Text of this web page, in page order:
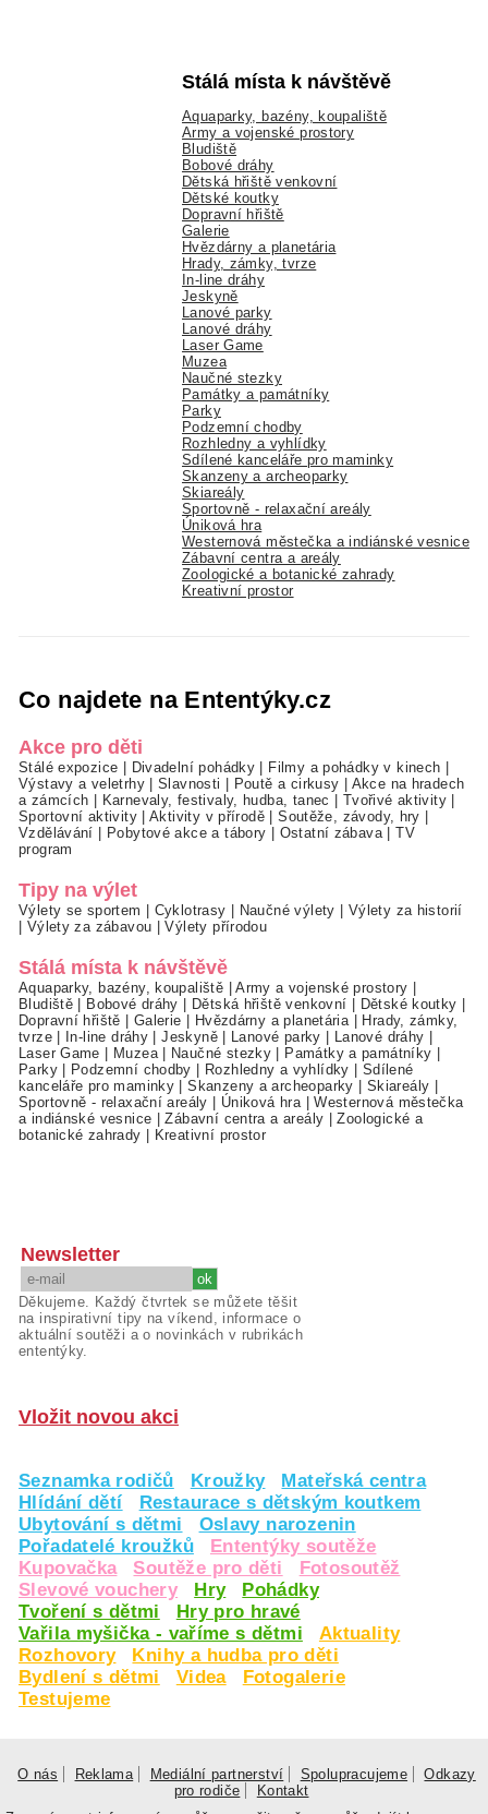
Stálá místa k návštěvě
Aquaparky, bazény, koupaliště
Army a vojenské prostory
Bludiště
Bobové dráhy
Dětská hřiště venkovní
Dětské koutky
Dopravní hřiště
Galerie
Hvězdárny a planetária
Hrady, zámky, tvrze
In-line dráhy
Jeskyně
Lanové parky
Lanové dráhy
Laser Game
Muzea
Naučné stezky
Památky a památníky
Parky
Podzemní chodby
Rozhledny a vyhlídky
Sdílené kanceláře pro maminky
Skanzeny a archeoparky
Skiareály
Sportovně - relaxační areály
Úniková hra
Westernová městečka a indiánské vesnice
Zábavní centra a areály
Zoologické a botanické zahrady
Kreativní prostor
Co najdete na Ententýky.cz
Akce pro děti
Stálé expozice Divadelní pohádky Filmy a pohádky v kinech
Výstavy a veletrhy|Slavnosti Poutě a cirkusy
Akce na hradech
a zámcích
Karnevaly, festivaly, hudba, tanec Tvořivé aktivity
Sportovní aktivity|Aktivity v přírodě |Soutěže, závody, hry
Vzdělávání
Pobytové akce a tábory Ostatní zábava|TV
program
Tipy na výlet
Výlety se sportem Cyklotrasy Naučné výlety
Výlety za historií
Výlety za zábavou |Výlety přírodou
Stálá místa k návštěvě
Aquaparky, bazény, koupaliště |Army a vojenské prostory
Bludiště
Bobové dráhy Dětská hřiště venkovní Dětské koutky
Dopravní hřiště
Galerie Hvězdárny a planetária|
Hrady, zámky,
tvrze| In-line dráhy |Jeskyně| Lanové parky Lanové dráhy
Laser Game
Muzea| Naučné stezky Památky a památníky
Parky| Podzemní chodby Rozhledny a vyhlídky
Sdílené
kanceláře pro maminky |Skanzeny a archeoparky Skiareály
Sportovně - relaxační areály
Úniková hra|Westernová městečka
a indiánské vesnice |Zábavní centra a areály |Zoologické a
botanické zahrady
Kreativní prostor
Newsletter
Děkujeme. Každý čtvrtek se můžete těšit
na inspirativní tipy na víkend, informace o
aktuální soutěži a o novinkách v rubrikách
ententýky.
Vložit novou akci
Seznamka rodičů Kroužky
Mateřská centra
Hlídání dětí
Restaurace s dětským koutkem
Ubytování s dětmi
Oslavy narozenin
Pořadatelé kroužků
Ententýky soutěže
Kupovačka
Soutěže pro děti
Fotosoutěž
Slevové vouchery
Hry
Pohádky
Tvoření s dětmi
Hry pro hravé
Vařila myšička - vaříme s dětmi
Aktuality
Rozhovory
Knihy a hudba pro děti
Bydlení s dětmi
Videa
Fotogalerie
Testujeme
O nás Reklama Mediální partnerství Spolupracujeme
Odkazy
pro rodiče
Kontakt